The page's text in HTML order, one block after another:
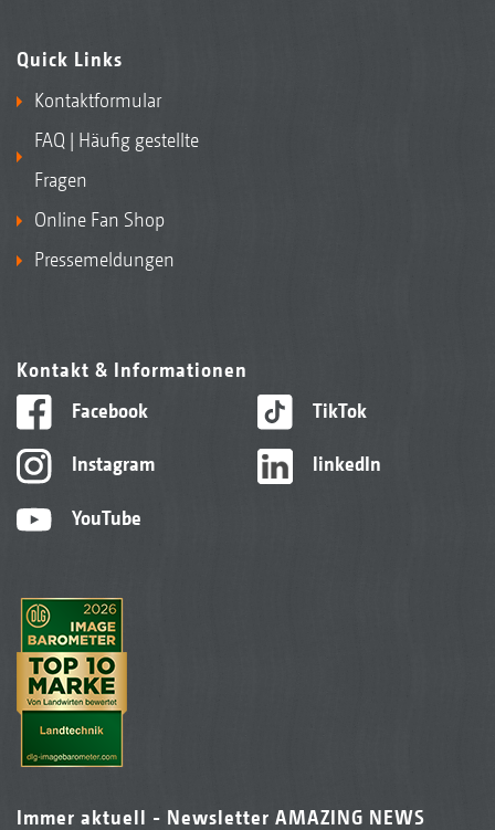
Quick Links
Kontaktformular
FAQ | Häufig gestellte
Fragen
Online Fan Shop
Pressemeldungen
Kontakt & Informationen
Facebook
Instagram
YouTube
TikTok
linkedIn
Immer aktuell - Newsletter AMAZING NEWS